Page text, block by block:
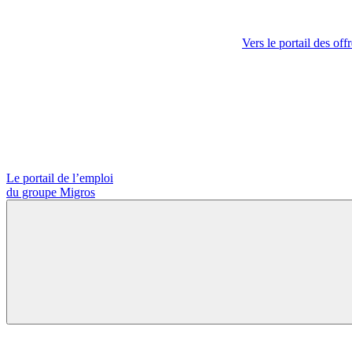
Vers le portail des
Le portail de l’emploi
du groupe Migros